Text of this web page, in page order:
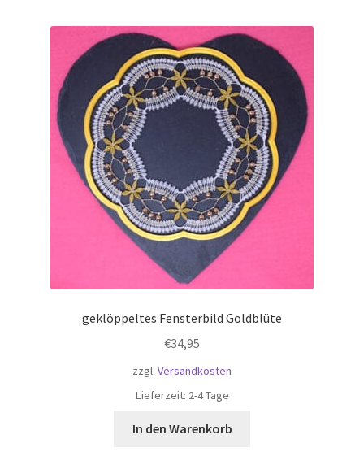
geklöppeltes Fensterbild Goldblüte
€34,95
zzgl. Versandkosten
Lieferzeit: 2-4 Tage
In den Warenkorb